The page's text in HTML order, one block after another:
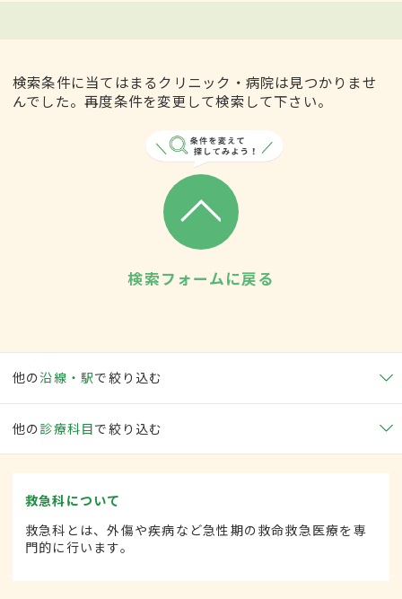
検索条件に当てはまるクリニック・病院は見つかりませ
んでした。再度条件を変更して検索して下さい。
検索フォームに戻る
他の沿線・駅で絞り込む
他の 診療科目で絞り込む
救急科について
救急科とは、外傷や疾病など急性期の救命救急医療を専
門的に行います。